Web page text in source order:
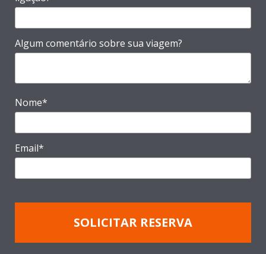
Algum comentário sobre sua viagem?
Nome*
Email*
SOLICITAR RESERVA